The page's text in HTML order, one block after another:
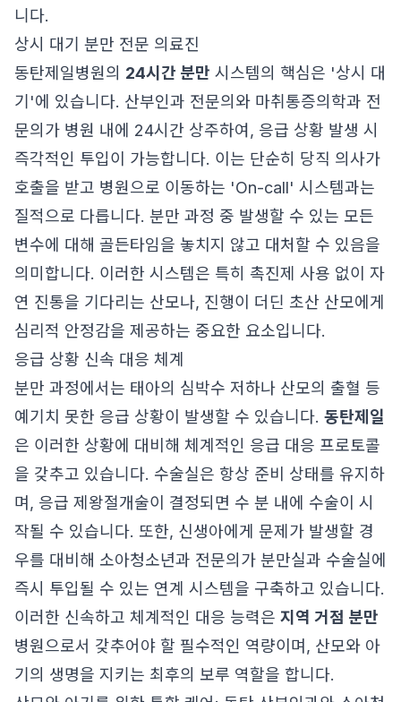
니다.
상시 대기 분만 전문 의료진
동탄제일병원의 24시간 분만 시스템의 핵심은 '상시 대
기'에 있습니다. 산부인과 전문의와 마취통증의학과 전
문의가 병원 내에 24시간 상주하여, 응급 상황 발생 시
즉각적인 투입이 가능합니다. 이는 단순히 당직 의사가
호출을 받고 병원으로 이동하는 'On-call' 시스템과는
질적으로 다릅니다. 분만 과정 중 발생할 수 있는 모든
변수에 대해 골든타임을 놓치지 않고 대처할 수 있음을
의미합니다. 이러한 시스템은 특히 촉진제 사용 없이 자
연 진통을 기다리는 산모나, 진행이 더딘 초산 산모에게
심리적 안정감을 제공하는 중요한 요소입니다.
응급 상황 신속 대응 체계
분만 과정에서는 태아의 심박수 저하나 산모의 출혈 등
예기치 못한 응급 상황이 발생할 수 있습니다. 동탄제일
은 이러한 상황에 대비해 체계적인 응급 대응 프로토콜
을 갖추고 있습니다. 수술실은 항상 준비 상태를 유지하
며, 응급 제왕절개술이 결정되면 수 분 내에 수술이 시
작될 수 있습니다. 또한, 신생아에게 문제가 발생할 경
우를 대비해 소아청소년과 전문의가 분만실과 수술실에
즉시 투입될 수 있는 연계 시스템을 구축하고 있습니다.
이러한 신속하고 체계적인 대응 능력은 지역 거점 분만
병원으로서 갖추어야 할 필수적인 역량이며, 산모와 아
기의 생명을 지키는 최후의 보루 역할을 합니다.